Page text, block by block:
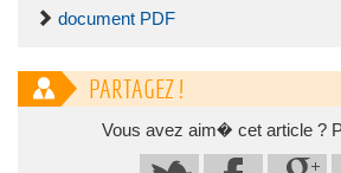
document PDF
PARTAGEZ !
Vous avez aim� cet article ?